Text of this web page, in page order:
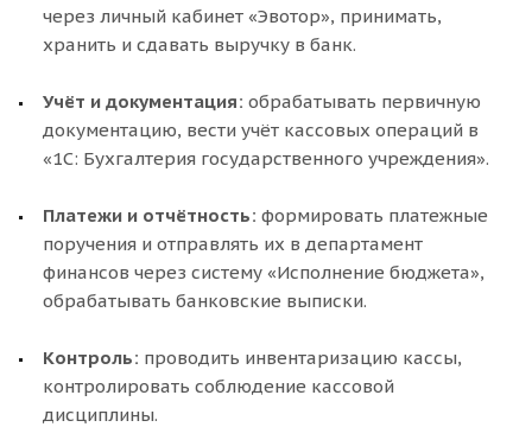
через личный кабинет «Эвотор», принимать,
хранить и сдавать выручку в банк.
Учёт и документация: обрабатывать первичную
документацию, вести учёт кассовых операций в
«1С: Бухгалтерия государственного учреждения».
Платежи и отчётность: формировать платежные
поручения и отправлять их в департамент
финансов через систему «Исполнение бюджета»,
обрабатывать банковские выписки.
Контроль: проводить инвентаризацию кассы,
контролировать соблюдение кассовой
дисциплины.